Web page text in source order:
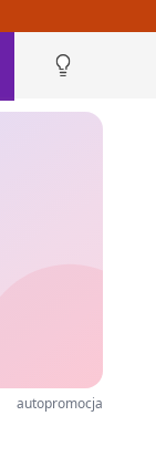
autopromocja